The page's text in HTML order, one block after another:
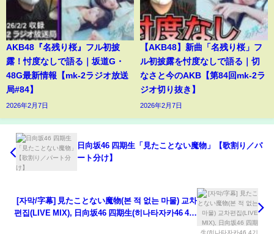
AKB48『名残り桜』フル初披
露！忖度なしで語る｜坂道G・
48G最新情報【mk-2ラジオ放送
局#84】
2026年2月7日
【AKB48】新曲「名残り桜」フ
ル初披露を忖度なしで語る｜切
なさと今のAKB【第84回mk-2ラ
ジオ切り抜き】
2026年2月7日
日向坂46 四期生「見たことない魔物」【歌割り／パ
ート分け】
[자막/字幕] 見たことない魔物(본 적 없는 마물) 교차
편집(LIVE MIX), 日向坂46 四期生(히나타자카46 4기